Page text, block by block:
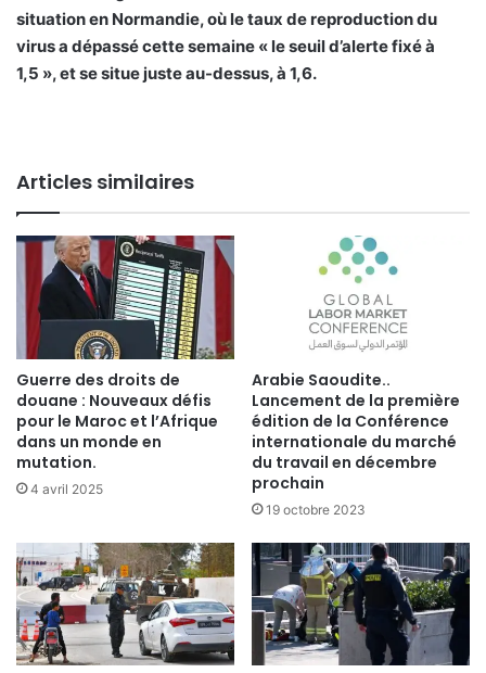
situation en Normandie, où le taux de reproduction du
virus a dépassé cette semaine « le seuil d’alerte fixé à
1,5 », et se situe juste au-dessus, à 1,6.
Articles similaires
Guerre des droits de
douane : Nouveaux défis
pour le Maroc et l’Afrique
dans un monde en
mutation.
4 avril 2025
Arabie Saoudite..
Lancement de la première
édition de la Conférence
internationale du marché
du travail en décembre
prochain
19 octobre 2023